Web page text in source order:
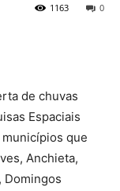
0
1163
de chuvas
Espaciais
municípios que
Anchieta,
Domingos